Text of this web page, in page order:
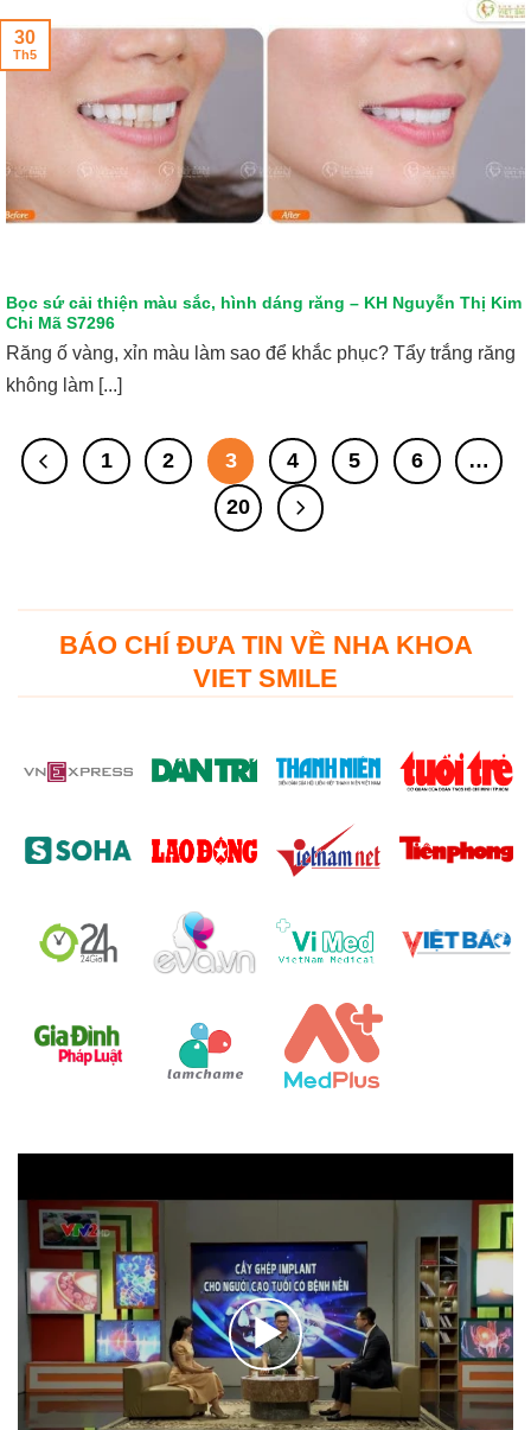
Bọc sứ cải thiện màu sắc, hình dáng răng – KH Nguyễn Thị Kim
Chi Mã S7296
Răng ố vàng, xỉn màu làm sao để khắc phục? Tẩy trắng răng
không làm [...]
30
Th5
1 2 3 4 5 6
…
20
BÁO CHÍ ĐƯA TIN VỀ NHA KHOA
VIET SMILE